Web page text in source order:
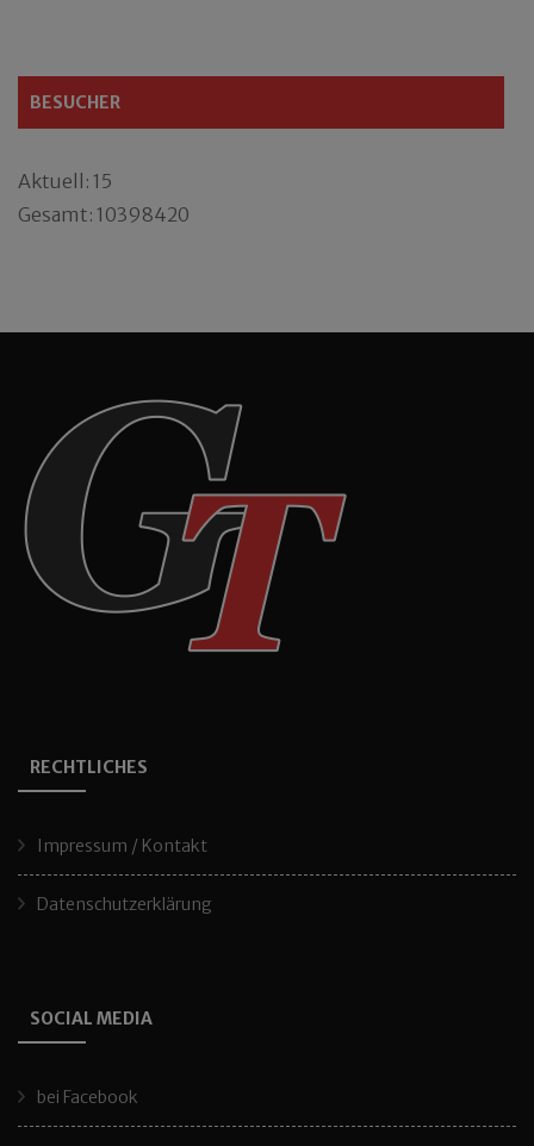
BESUCHER
Aktuell: 15
Gesamt: 10398420
RECHTLICHES
Impressum / Kontakt
Datenschutzerklärung
SOCIAL MEDIA
bei Facebook